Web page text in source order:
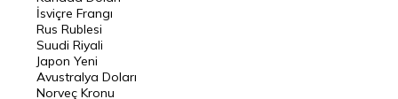
Riyal Kuru
Avustralya Doları
Danimarka Kronu Kuru
İsviçre Frangı
Rus Rublesi
Suudi Riyali
Japon Yeni
Avustralya Doları
Norveç Kronu